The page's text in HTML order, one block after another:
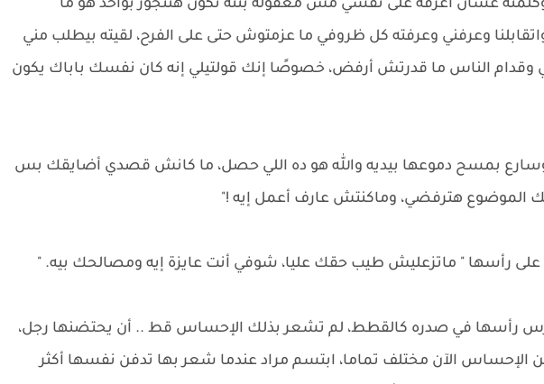
عشان أعرفه على نفسي مش معقولة بنته تكون هتتجوز بواحد هو ما
وعرفني وعرفته كل ظروفي ما عزمتوش حتى على الفرح، لقيته بيطلب مني
وقدام الناس ما قدرتش أرفض، خصوصًا إنك قولتيلي إنه كان نفسك باباك يكون
بمسح دموعها بيديه والله هو ده اللي حصل، ما كانش قصدي أضايقك بس
الموضوع هترفضي، وماكنتش عارف أعمل إيه !"
رأسها " ماتزعليش طيب حقك عليا، شوفي أنت عايزة إيه ومصالحك بيه. "
رأسها في صدره كالقطط، لم تشعر بذلك الإحساس قط .. أن يحتضنها رجل،
الإحساس الآن مختلف تماما، ابتسم مراد عندما شعر بها تدفن نفسها أكثر